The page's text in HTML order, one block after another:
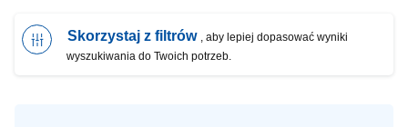
Skorzystaj z filtrów , aby lepiej dopasować wyniki
wyszukiwania do Twoich potrzeb.